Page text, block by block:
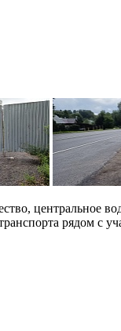
центральное
рядом с